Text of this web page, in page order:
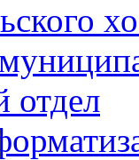
отдел